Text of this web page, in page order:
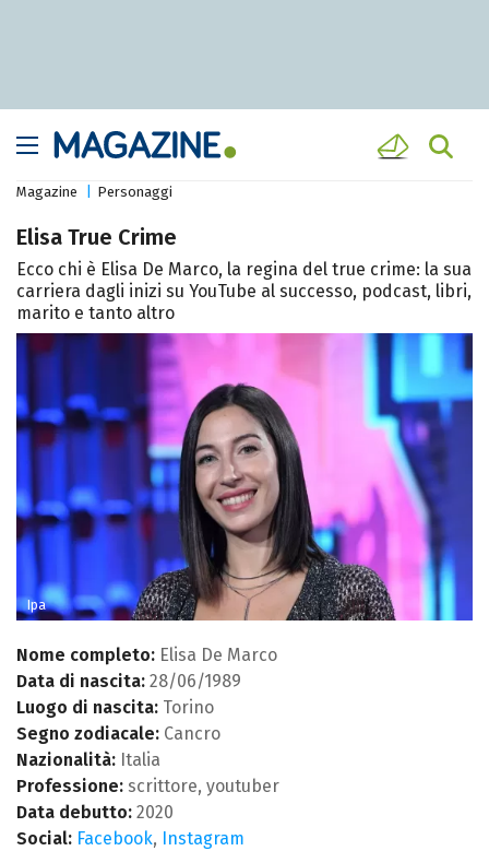
Magazine Personaggi
Elisa True Crime
Ecco chi è Elisa De Marco, la regina del true crime: la sua
carriera dagli inizi su YouTube al successo, podcast, libri,
marito e tanto altro
Ipa
Nome completo: Elisa De Marco
Data di nascita: 28/06/1989
Luogo di nascita: Torino
Segno zodiacale: Cancro
Nazionalità: Italia
Professione: scrittore, youtuber
Data debutto: 2020
Social: Facebook, Instagram